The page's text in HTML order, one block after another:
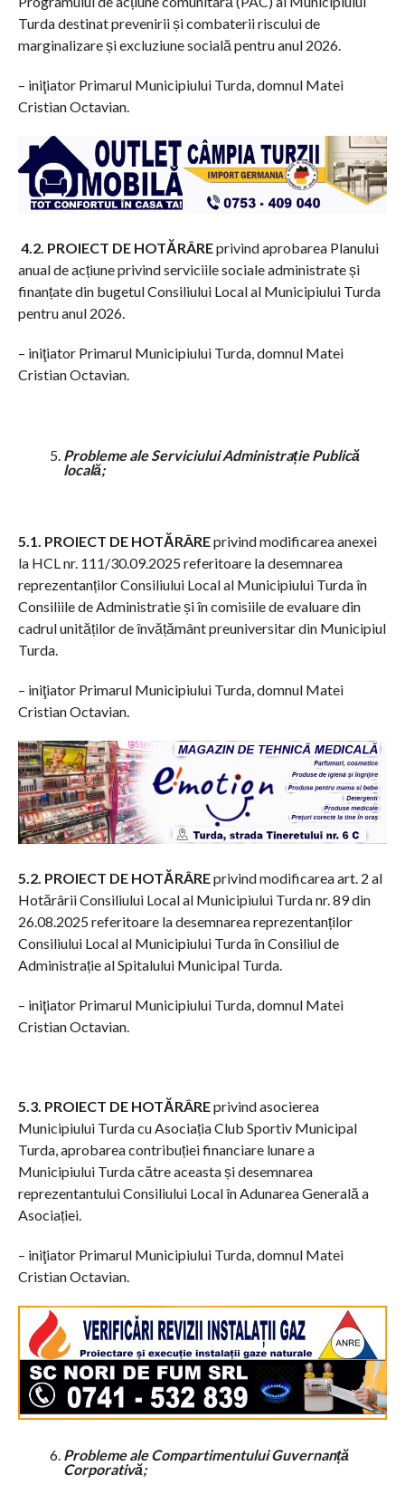
Turda destinat prevenirii și combaterii riscului de
marginalizare și excluziune socială pentru anul 2026.
– iniţiator Primarul Municipiului Turda, domnul Matei
Cristian Octavian.
4.2. PROIECT DE HOTĂRÂREprivind aprobarea Planului
anual de acțiune privind serviciile sociale administrate și
finanțate din bugetul Consiliului Local al Municipiului Turda
pentru anul 2026.
– iniţiator Primarul Municipiului Turda, domnul Matei
Cristian Octavian.
Probleme ale Serviciului Administrație Publică
locală;
5.1. PROIECT DE HOTĂRÂREprivind modificarea anexei
la HCL nr. 111/30.09.2025 referitoare la desemnarea
reprezentanților Consiliului Local al Municipiului Turda în
Consiliile de Administratie și în comisiile de evaluare din
cadrul unităților de învățământ preuniversitar din Municipiul
Turda.
– iniţiator Primarul Municipiului Turda, domnul Matei
Cristian Octavian.
5.2. PROIECT DE HOTĂRÂREprivind modificarea art. 2 al
Hotărârii Consiliului Local al Municipiului Turda nr. 89 din
26.08.2025 referitoare la desemnarea reprezentanților
Consiliului Local al Municipiului Turda în Consiliul de
Administrație al Spitalului Municipal Turda.
– iniţiator Primarul Municipiului Turda, domnul Matei
Cristian Octavian.
5.3. PROIECT DE HOTĂRÂREprivind asocierea
Municipiului Turda cu Asociația Club Sportiv Municipal
Turda, aprobarea contribuției financiare lunare a
Municipiului Turda către aceasta și desemnarea
reprezentantului Consiliului Local în Adunarea Generală a
Asociației.
– iniţiator Primarul Municipiului Turda, domnul Matei
Cristian Octavian.
Probleme ale Compartimentului Guvernanță
Corporativă;